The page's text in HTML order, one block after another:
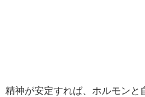
精神が安定すれば、ホルモンと